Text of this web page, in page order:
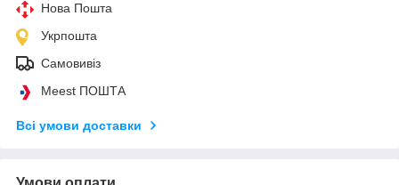
Нова Пошта
Укрпошта
Самовивіз
Meest ПОШТА
Всі умови доставки